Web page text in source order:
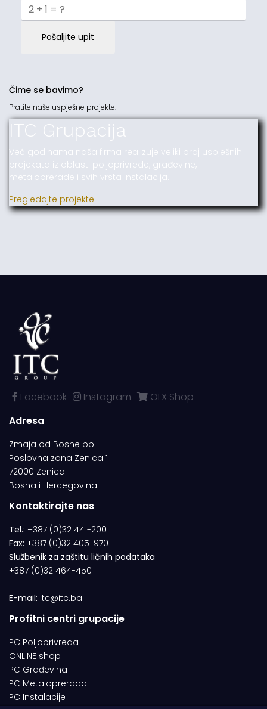
Pošaljite upit
Čime se bavimo?
Pratite naše uspješne projekte.
ITC Grupacija
Već godinama naša firma realizuje veliki broj uspješnih
projekata iz oblasti poljoprivrede, građevine,
metaloprerade i svih vrsta instalacija.
Pregledajte projekte
Facebook Instagram
OLX Shop
Adresa
Zmaja od Bosne bb
Poslovna zona Zenica 1
72000 Zenica
Bosna i Hercegovina
Kontaktirajte nas
Tel.: +387 (0)32 441-200
Fax: +387 (0)32 405-970
Službenik za zaštitu ličnih podataka
+387 (0)32 464-450
E-mail: itc@itc.ba
Profitni centri grupacije
PC Poljoprivreda
ONLINE shop
PC Građevina
PC Metaloprerada
PC Instalacije